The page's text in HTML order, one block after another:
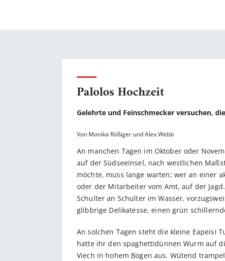
Palolos Hochzeit
Gelehrte und Feinschmecker versuchen,
Von Monika Rößiger und Alex Webb
An manchen Tagen im Oktober oder
auf der Südseeinsel, nach westlichen
möchte, muss lange warten; wer an einer
oder der Mitarbeiter vom Amt, auf der
Schulter an Schulter im Wasser,
glibbrige Delikatesse, einen grün
An solchen Tagen steht die kleine Eapeisi
hatte ihr den spaghettidünnen Wurm auf
Viech in hohem Bogen aus. Wütend